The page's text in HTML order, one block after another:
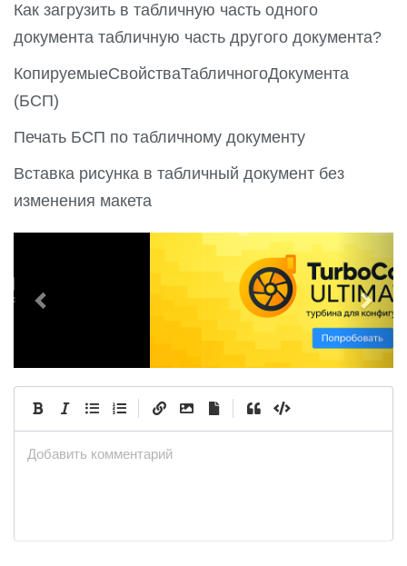
Как загрузить в табличную часть одного
документа табличную часть другого документа?
КопируемыеСвойстваТабличногоДокумента
(БСП)
Печать БСП по табличному документу
Вставка рисунка в табличный документ без
изменения макета
e
o
e
x
t
Добавить комментарий